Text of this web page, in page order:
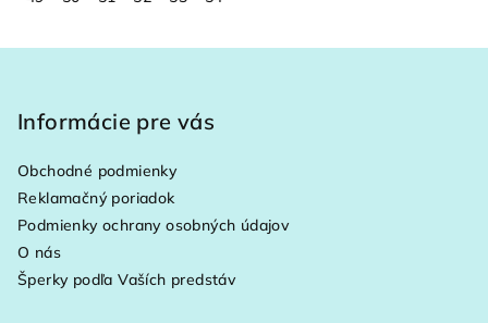
Informácie pre vás
Obchodné podmienky
Reklamačný poriadok
Podmienky ochrany osobných údajov
O nás
Šperky podľa Vaších predstáv